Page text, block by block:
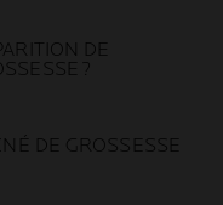
DE
?
DE GROSSESSE